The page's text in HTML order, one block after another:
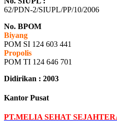
62/PDN-2/SIUPL/PP/10/2006
No. BPOM
Biyang
POM SI 124 603 441
Propolis
POM TI 124 646 701
Didirikan : 2003
Kantor Pusat
PT.MELIA SEHAT